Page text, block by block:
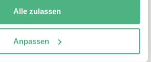
Alle zulassen
Anpassen
Montag – Freitag:
nach individueller
Terminvereinbarung